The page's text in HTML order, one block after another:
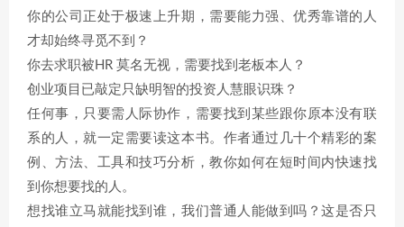
你的公司正处于极速上升期，需要能力强、优秀靠谱的人
才却始终寻觅不到？
你去求职被HR 莫名无视，需要找到老板本人？
创业项目已敲定只缺明智的投资人慧眼识珠？
任何事，只要需人际协作，需要找到某些跟你原本没有联
系的人，就一定需要读这本书。作者通过几十个精彩的案
例、方法、工具和技巧分析，教你如何在短时间内快速找
到你想要找的人。
想找谁立马就能找到谁，我们普通人能做到吗？这是否只